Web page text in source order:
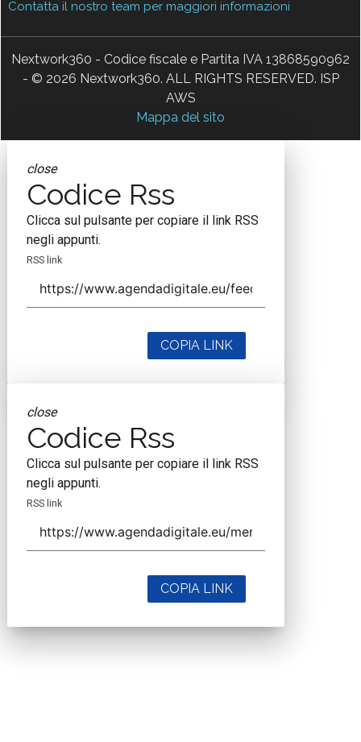
Contatta il nostro team per maggiori informazioni
Nextwork360 - Codice fiscale e Partita IVA 13868590962
- © 2026 Nextwork360. ALL RIGHTS RESERVED. ISP
AWS
Mappa del sito
close
Codice Rss
Clicca sul pulsante per copiare il link RSS
negli appunti.
RSS link
COPIA LINK
close
Codice Rss
Clicca sul pulsante per copiare il link RSS
negli appunti.
RSS link
COPIA LINK